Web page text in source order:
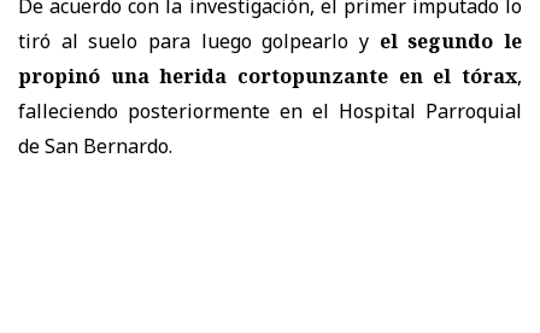
De acuerdo con la investigación, el primer imputado lo
tiró al suelo para luego golpearlo y el segundo le
propinó una herida cortopunzante en el tórax,
falleciendo posteriormente en el Hospital Parroquial
de San Bernardo.